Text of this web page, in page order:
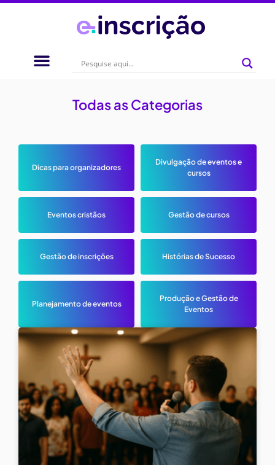
Todas as Categorias
Dicas para organizadores
Divulgação de eventos e
cursos
Eventos cristãos Gestão de cursos
Gestão de inscrições Histórias de Sucesso
Planejamento de eventos
Produção e Gestão de
Eventos